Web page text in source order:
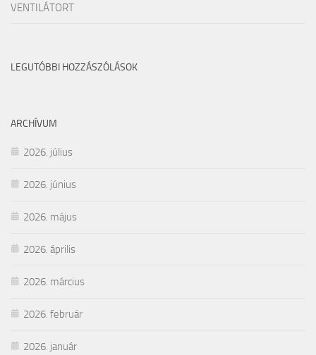
VENTILÁTORT
LEGUTÓBBI HOZZÁSZÓLÁSOK
ARCHÍVUM
2026. július
2026. június
2026. május
2026. április
2026. március
2026. február
2026. január